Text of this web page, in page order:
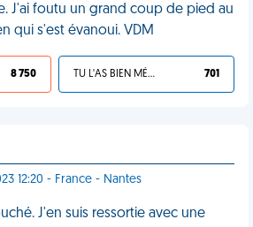
J'ai foutu un grand coup de pied au
qui s'est évanoui. VDM
8 750 TU L'AS BIEN MÉRITÉ 701
12:20 - France - Nantes
J'en suis ressortie avec une